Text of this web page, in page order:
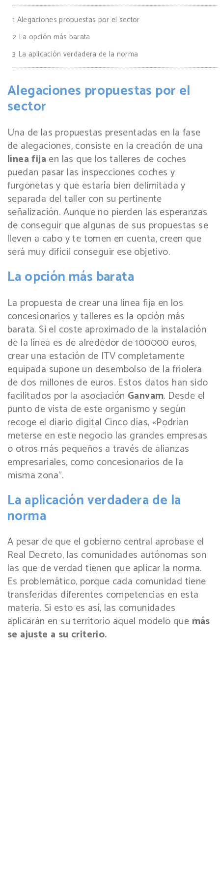
1 Alegaciones propuestas por el sector
2 La opción más barata
3 La aplicación verdadera de la norma
Alegaciones propuestas por el
sector
Una de las propuestas presentadas en la fase
de alegaciones, consiste en la creación de una
línea fija en las que los talleres de coches
puedan pasar las inspecciones coches y
furgonetas y que estaría bien delimitada y
separada del taller con su pertinente
señalización. Aunque no pierden las esperanzas
de conseguir que algunas de sus propuestas se
lleven a cabo y te tomen en cuenta, creen que
será muy difícil conseguir ese objetivo.
La opción más barata
La propuesta de crear una línea fija en los
concesionarios y talleres es la opción más
barata. Si el coste aproximado de la instalación
de la línea es de alrededor de 100000 euros,
crear una estación de ITV completamente
equipada supone un desembolso de la friolera
de dos millones de euros. Estos datos han sido
facilitados por la asociación Ganvam. Desde el
punto de vista de este organismo y según
recoge el diario digital Cinco días, «Podrían
meterse en este negocio las grandes empresas
o otros más pequeños a través de alianzas
empresariales, como concesionarios de la
misma zona”.
La aplicación verdadera de la
norma
A pesar de que el gobierno central aprobase el
Real Decreto, las comunidades autónomas son
las que de verdad tienen que aplicar la norma.
Es problemático, porque cada comunidad tiene
transferidas diferentes competencias en esta
materia. Si esto es así, las comunidades
aplicarán en su territorio aquel modelo que más
se ajuste a su criterio.